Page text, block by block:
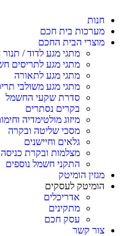
חנות
מערכות בית חכם
מוצרי הבית החכם
מתגי מגע לדוד /
מתגי מגע לתריסים
מתגי מגע לתאורה
מתגי מגע משולבי
סדרת שקעי החשמל
בקרים נסתרים
מיזוג מולטימדיה
מסכי שליטה ובקרה
גלאים וחיישנים
מצלמות ובקרת כניסה
התקני חשמל נוספים
מגזין הומיטק
הומיטק לעסקים
אדריכלים
מתקינים
עסק חכם
צור קשר